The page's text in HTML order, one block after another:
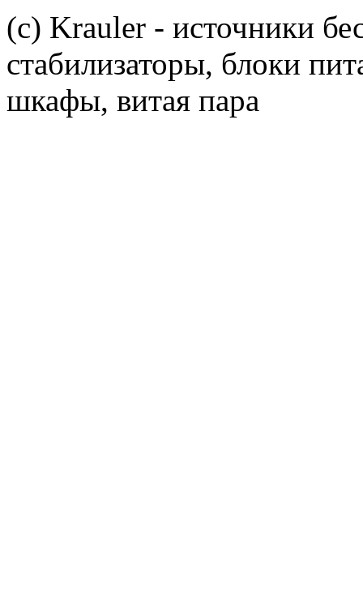
(c) Krauler - источники
стабилизаторы, блоки
шкафы, витая пара